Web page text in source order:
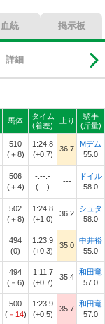
4-3-1-15
17%
30%
35%
血統 掲示板
詳細
馬体
タイム
(着差)
上り
騎手
(斤量)
510
(＋8)
1:24.8
(+0.7)
36.7
Mデム
55.0
506
(＋4)
-:--.-
(---)
---
ドイル
58.0
502
(＋8)
1:24.8
(+1.0)
36.2
シュタ
58.0
494
(0)
1:23.9
(+0.3)
35.0
中井裕
55.0
494
(－6)
1:11.7
(+0.7)
35.4
和田竜
57.0
500
(－14)
1:23.9
(+0.5)
35.7
和田竜
57.0